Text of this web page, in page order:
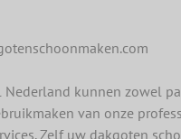
Nederland kunnen zowel
van onze
Zelf uw dakgoten